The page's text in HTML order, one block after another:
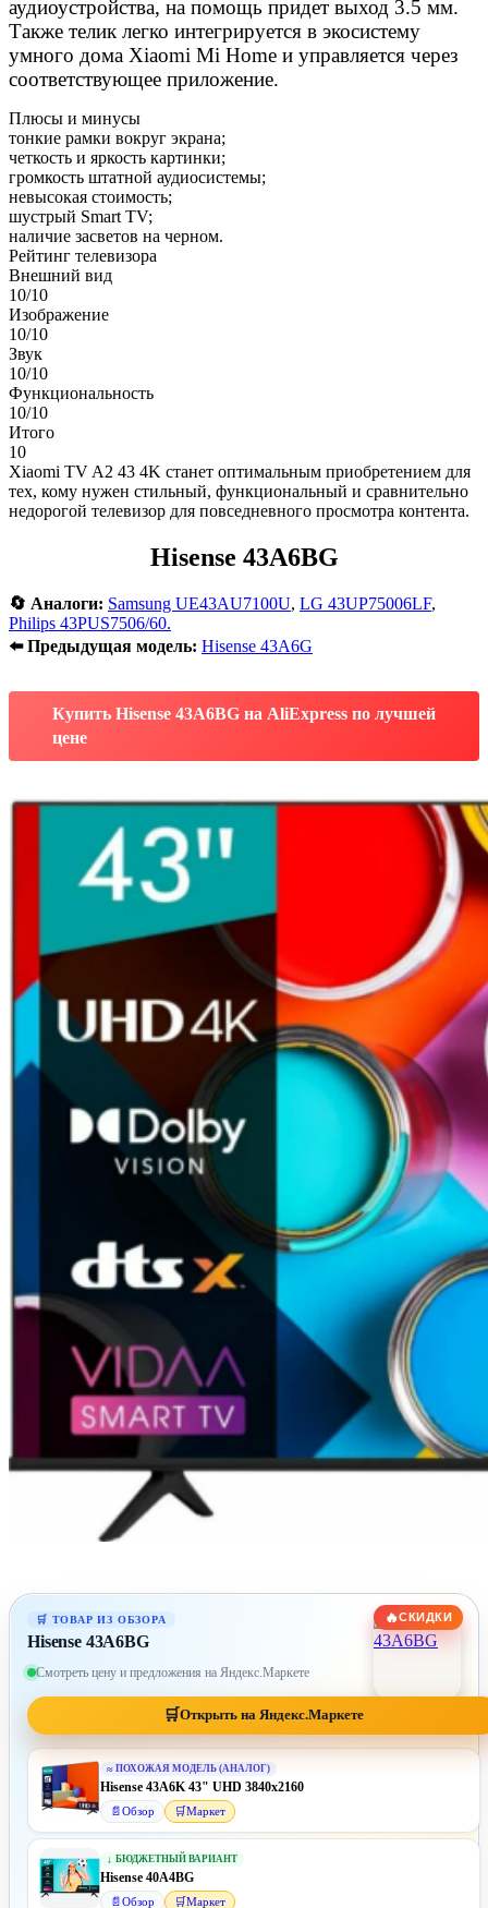
аудиоустройства, на помощь придет выход 3.5 мм.
Также телик легко интегрируется в экосистему
умного дома Xiaomi Mi Home и управляется через
соответствующее приложение.
Плюсы и минусы
тонкие рамки вокруг экрана;
четкость и яркость картинки;
громкость штатной аудиосистемы;
невысокая стоимость;
шустрый Smart TV;
наличие засветов на черном.
Рейтинг телевизора
Внешний вид
10/10
Изображение
10/10
Звук
10/10
Функциональность
10/10
Итого
10
Xiaomi TV A2 43 4K станет оптимальным приобретением для
тех, кому нужен стильный, функциональный и сравнительно
недорогой телевизор для повседневного просмотра контента.
Hisense 43A6BG
🔄 Аналоги: Samsung UE43AU7100U, LG 43UP75006LF,
Philips 43PUS7506/60.
⬅️ Предыдущая модель: Hisense 43A6G
Купить Hisense 43A6BG на AliExpress по лучшей
цене
🔥СКИДКИ
Hisense 43A6BG
Смотреть цену и предложения на Яндекс.Маркете
🛒Открыть на Яндекс.Маркете
≈ ПОХОЖАЯ МОДЕЛЬ (АНАЛОГ)
Hisense 43A6K 43" UHD 3840x2160
📄Обзор 🛒Маркет
↓ БЮДЖЕТНЫЙ ВАРИАНТ
Hisense 40A4BG
📄Обзор 🛒Маркет